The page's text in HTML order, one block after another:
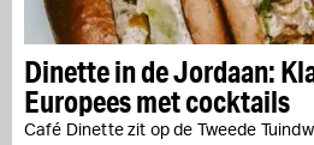
Dinette in de Jordaan:
Europees met cocktails
Café Dinette zit op de Tweede